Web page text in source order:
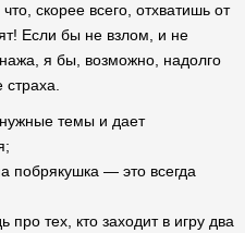
скорее всего, отхватишь от
Если бы не взлом, и не
я бы, возможно, надолго
темы и дает
побрякушка — это всегда
про тех, кто заходит в игру два